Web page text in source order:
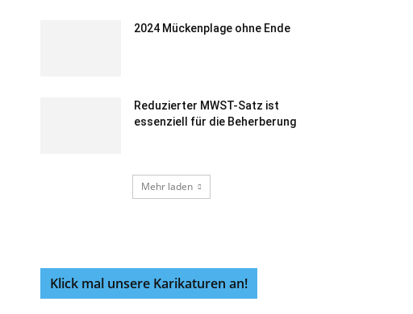
2024 Mückenplage ohne Ende
Reduzierter MWST-Satz ist
essenziell für die Beherberung
Mehr laden
Klick mal unsere Karikaturen an!